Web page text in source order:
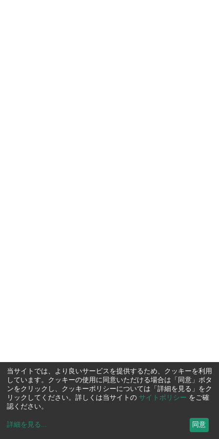
当サイトでは、より良いサービスを提供するため、クッキーを利用
しています。クッキーの使用に同意いただける場合は「同意」ボタ
ンをクリックし、クッキーポリシーについては「詳細を見る」をク
リックしてください。詳しくは当サイトの サイトポリシー をご確
認ください。
詳細を見る ... 同意